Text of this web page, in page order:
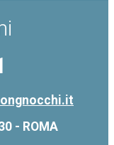
- ROMA